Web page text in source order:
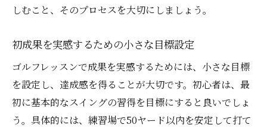
しむこと、そのプロセスを大切にしましょう。
初成果を実感するための小さな目標設定
ゴルフレッスンで成果を実感するためには、小さな目標
を設定し、達成感を得ることが大切です。初心者は、最
初に基本的なスイングの習得を目標にすると良いでしょ
う。具体的には、練習場で50ヤード以内を安定して打て